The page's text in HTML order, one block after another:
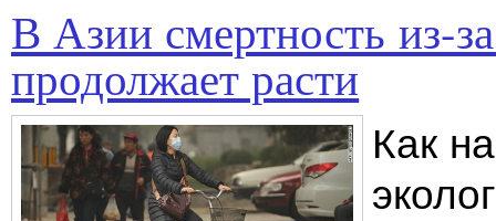
В Азии смертность из-
продолжает расти
Как